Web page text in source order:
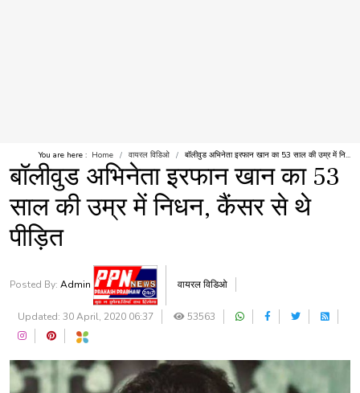
You are here : Home वायरल विडिओ बॉलीवुड अभिनेता इरफान खान का 53 साल की उम्र में नि...
बॉलीवुड अभिनेता इरफान खान का 53
साल की उम्र में निधन, कैंसर से थे
पीड़ित
Posted By: Admin वायरल विडिओ
Updated: 30 April, 2020 06:37 53563